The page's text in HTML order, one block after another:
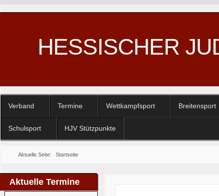
HESSISCHER
Verband Termine Wettkampfsport Breitensport
Schulsport HJV Stützpunkte
Aktuelle Seite: Startseite
Aktuelle Termine